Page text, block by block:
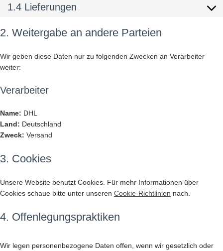
1.4 Lieferungen
2. Weitergabe an andere Parteien
Wir geben diese Daten nur zu folgenden Zwecken an Verarbeiter
weiter:
Verarbeiter
Name: DHL
Land: Deutschland
Zweck: Versand
3. Cookies
Unsere Website benutzt Cookies. Für mehr Informationen über
Cookies schaue bitte unter unseren Cookie-Richtlinien nach.
4. Offenlegungspraktiken
Wir legen personenbezogene Daten offen, wenn wir gesetzlich oder